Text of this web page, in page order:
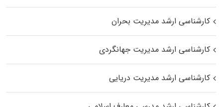
کارشناسی ارشد مدیریت بحران
کارشناسی ارشد مدیریت جهانگردی
کارشناسی ارشد مدیریت دریایی